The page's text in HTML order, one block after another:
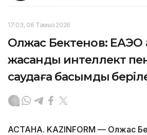
17:03, 06 Тамыз 2026
Олжас Бектенов: ЕАЭО
жасанды интеллект пен
саудаға басымдық
АСТАНА. KAZINFORM — Олжас